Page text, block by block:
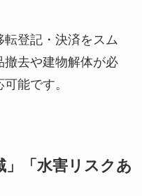
登記・決済をスム
撤去や建物解体が必
能です。
」「水害リスクあ